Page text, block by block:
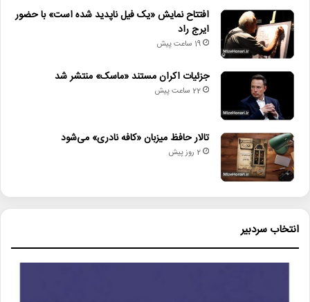
افتتاح نمایش «یک فیل ناپدید شده است» با حضور
ایرج راد
19 ساعت پیش
جزئیات اکران مستند «ماسک» منتشر شد
22 ساعت پیش
تالار حافظ میزبان «کافه نادری» می‌شود
2 روز پیش
انتخاب سردبیر